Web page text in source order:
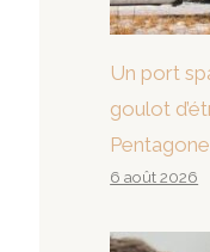
Un port
goulot
6 août 2026